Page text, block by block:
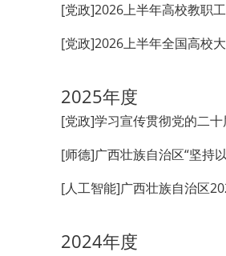
[党政]2026上半年高校教职
[党政]2026上半年全国高校
2025年度
[党政]学习宣传贯彻党的二
[人工智能]广西壮族自治区
2024年度